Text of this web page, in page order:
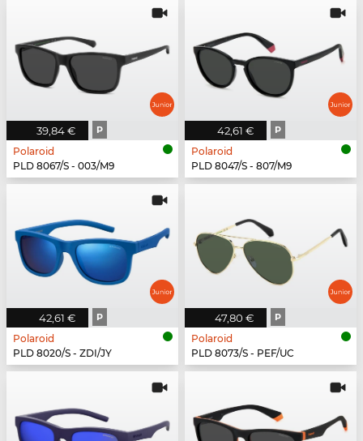
39,84 € P
Polaroid
PLD 8067/S - 003/M9
42,61 € P
Polaroid
PLD 8047/S - 807/M9
42,61 € P
Polaroid
PLD 8020/S - ZDI/JY
47,80 € P
Polaroid
PLD 8073/S - PEF/UC